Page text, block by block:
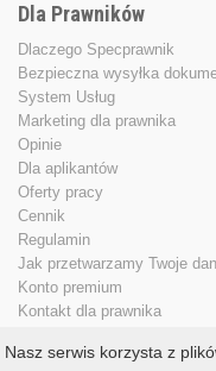
Dla Prawników
Dlaczego Specprawnik
Bezpieczna wysyłka
System Usług
Marketing dla prawnika
Opinie
Dla aplikantów
Oferty pracy
Cennik
Regulamin
Jak przetwarzamy Twoje
Konto premium
Kontakt dla prawnika
Nasz serwis korzysta z